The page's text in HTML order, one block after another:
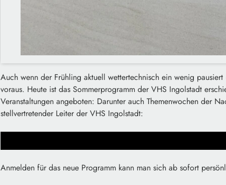
Auch wenn der Frühling aktuell wettertechnisch ein wenig
voraus. Heute ist das Sommerprogramm der VHS Ingolstadt
Veranstaltungen angeboten: Darunter auch Themenwochen der
stellvertretender Leiter der VHS Ingolstadt:
Anmelden für das neue Programm kann man sich ab sofort